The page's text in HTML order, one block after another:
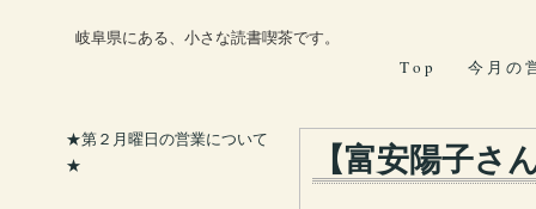
岐阜県にある、小さな読書喫茶です。
T o p
今 月 の
【富安陽子さ
★第２月曜日の営業について
★